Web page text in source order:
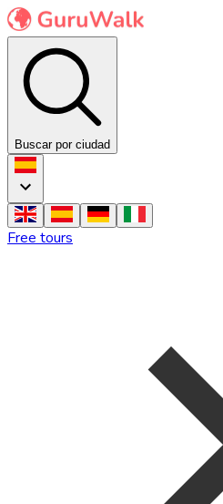
Buscar por ciudad
Free tours